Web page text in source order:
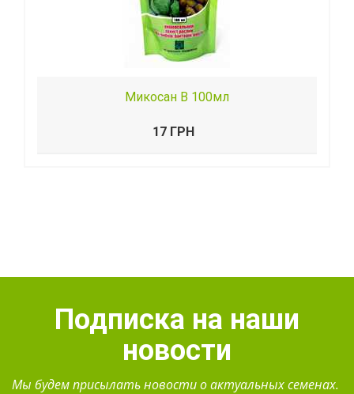
Микосан В 100мл
17 ГРН
Подписка на наши
новости
Мы будем присылать новости о актуальных семенах.